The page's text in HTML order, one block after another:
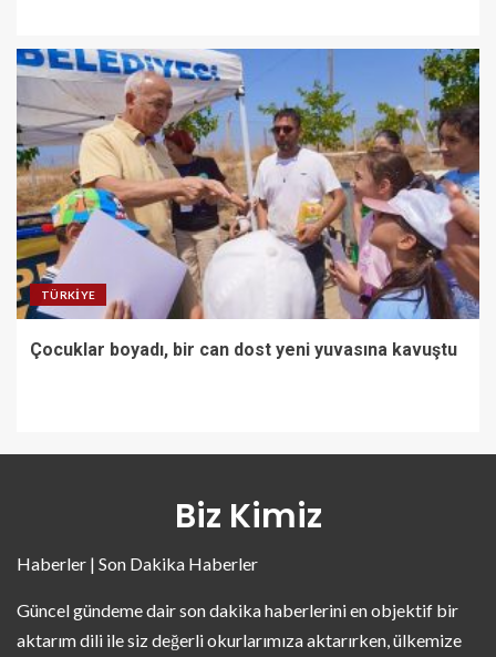
TÜRKIYE
Çocuklar boyadı, bir can dost yeni yuvasına kavuştu
Biz Kimiz
Haberler | Son Dakika Haberler
Güncel gündeme dair son dakika haberlerini en objektif bir
aktarım dili ile siz değerli okurlarımıza aktarırken, ülkemize